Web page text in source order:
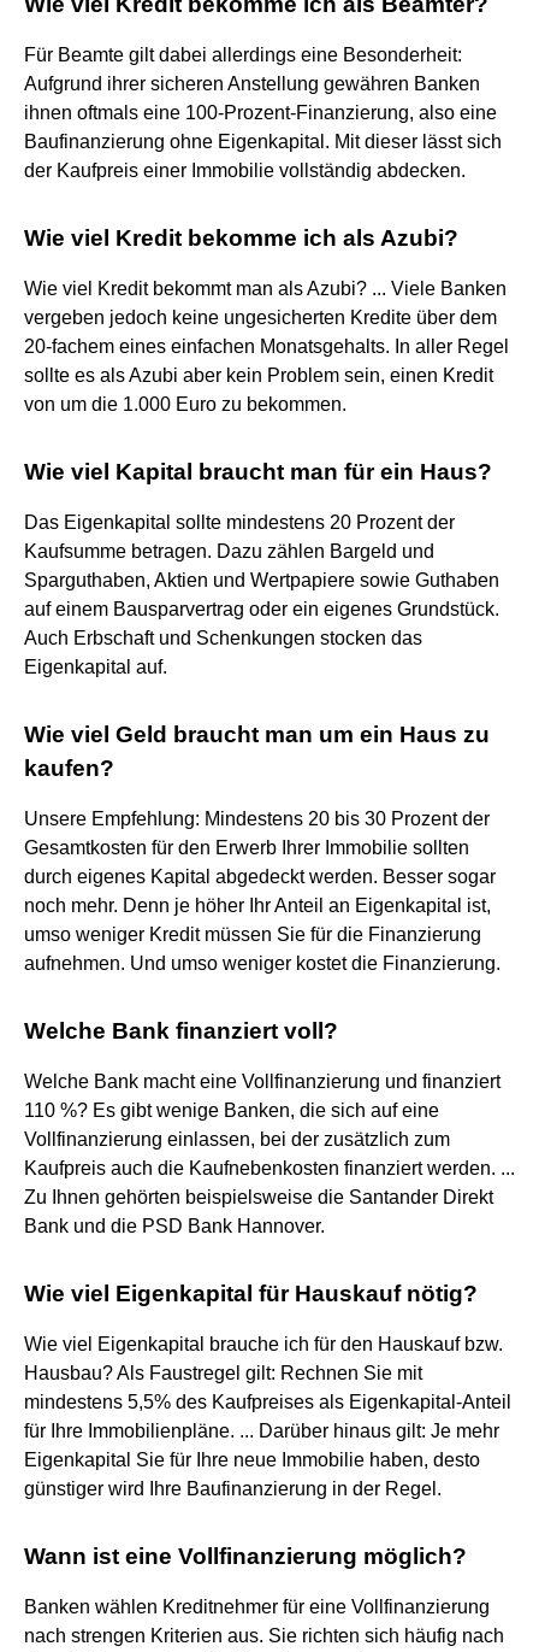
Für Beamte gilt dabei allerdings eine Besonderheit:
Aufgrund ihrer sicheren Anstellung gewähren Banken
ihnen oftmals eine 100-Prozent-Finanzierung, also eine
Baufinanzierung ohne Eigenkapital. Mit dieser lässt sich
der Kaufpreis einer Immobilie vollständig abdecken.
Wie viel Kredit bekomme ich als Azubi?
Wie viel Kredit bekommt man als Azubi? ... Viele Banken
vergeben jedoch keine ungesicherten Kredite über dem
20-fachem eines einfachen Monatsgehalts. In aller Regel
sollte es als Azubi aber kein Problem sein, einen Kredit
von um die 1.000 Euro zu bekommen.
Wie viel Kapital braucht man für ein Haus?
Das Eigenkapital sollte mindestens 20 Prozent der
Kaufsumme betragen. Dazu zählen Bargeld und
Sparguthaben, Aktien und Wertpapiere sowie Guthaben
auf einem Bausparvertrag oder ein eigenes Grundstück.
Auch Erbschaft und Schenkungen stocken das
Eigenkapital auf.
Wie viel Geld braucht man um ein Haus zu
kaufen?
Unsere Empfehlung: Mindestens 20 bis 30 Prozent der
Gesamtkosten für den Erwerb Ihrer Immobilie sollten
durch eigenes Kapital abgedeckt werden. Besser sogar
noch mehr. Denn je höher Ihr Anteil an Eigenkapital ist,
umso weniger Kredit müssen Sie für die Finanzierung
aufnehmen. Und umso weniger kostet die Finanzierung.
Welche Bank finanziert voll?
Welche Bank macht eine Vollfinanzierung und finanziert
110 %? Es gibt wenige Banken, die sich auf eine
Vollfinanzierung einlassen, bei der zusätzlich zum
Kaufpreis auch die Kaufnebenkosten finanziert werden. ...
Zu Ihnen gehörten beispielsweise die Santander Direkt
Bank und die PSD Bank Hannover.
Wie viel Eigenkapital für Hauskauf nötig?
Wie viel Eigenkapital brauche ich für den Hauskauf bzw.
Hausbau? Als Faustregel gilt: Rechnen Sie mit
mindestens 5,5% des Kaufpreises als Eigenkapital-Anteil
für Ihre Immobilienpläne. ... Darüber hinaus gilt: Je mehr
Eigenkapital Sie für Ihre neue Immobilie haben, desto
günstiger wird Ihre Baufinanzierung in der Regel.
Wann ist eine Vollfinanzierung möglich?
Banken wählen Kreditnehmer für eine Vollfinanzierung
nach strengen Kriterien aus. Sie richten sich häufig nach